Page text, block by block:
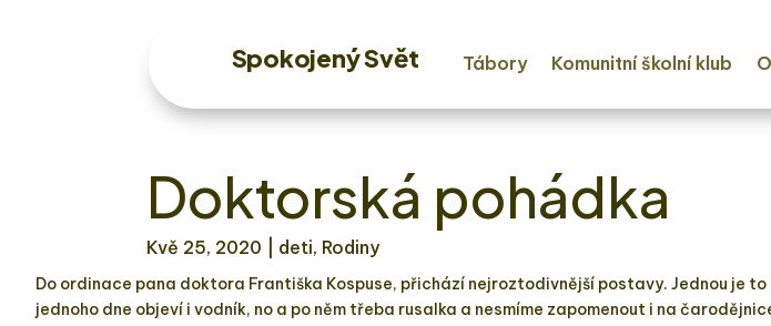
Spokojený Svět Tábory Komunitní školní klub
Doktorská pohádka
Kvě 25, 2020 | deti, Rodiny
Do ordinace pana doktora Františka Kospuse, přichází nejroztodivnější postavy. Jednou je
jednoho dne objeví i vodník, no a po něm třeba rusalka a nesmíme zapomenout i na